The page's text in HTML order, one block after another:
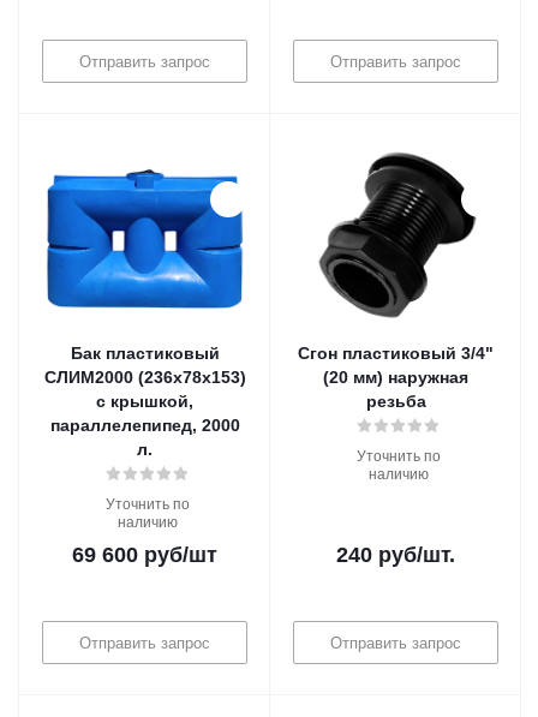
Отправить запрос Отправить запрос
Бак пластиковый
СЛИМ2000 (236х78х153)
с крышкой,
параллелепипед, 2000
л.
Уточнить по
наличию
69 600 руб/шт
Отправить запрос
Сгон пластиковый 3/4"
(20 мм) наружная
резьба
Уточнить по
наличию
240 руб/шт.
Отправить запрос